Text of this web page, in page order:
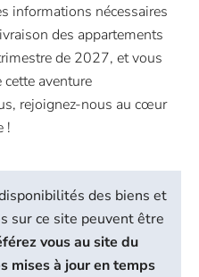
informations nécessaires
des appartements
de 2027, et vous
aventure
rejoignez-nous au cœur
!
des biens et
sur ce site peuvent être
vous au site du
mises à jour en temps